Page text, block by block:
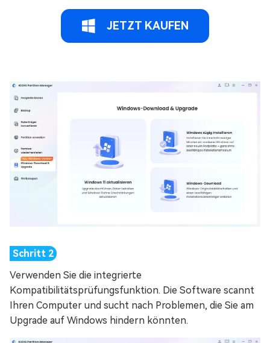
JETZT KAUFEN
Verwenden Sie die integrierte
Kompatibilitätsprüfungsfunktion. Die Software scannt
Ihren Computer und sucht nach Problemen, die Sie am
Upgrade auf Windows hindern könnten.